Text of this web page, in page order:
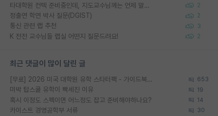
타대학원 컨텍 준비중인데, 지도교수님께는 언제 말씀드려야 할까요? 2
정출연 학연 박사 질문(DGIST) 2
통신 관련 랩 추천 3
K 전전 교수님들 랩실 어떤지 질문드려요! 2
최근 댓글이 많이 달린 글
[무료] 2026 미국 대학원 유학 스타터팩 - 가이드북 & 합격자 컨택메일 템플릿 653
미박 탑스쿨 유학이 빡세진 이유 19
혹시 이정도 스펙이면 어느정도 잡고 준비해야하나요? 14
카이스트 경영공학부 서류 30